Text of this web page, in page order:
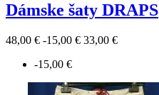
Dámske šaty DRAPS
48,00 € -15,00 € 33,00 €
-15,00 €